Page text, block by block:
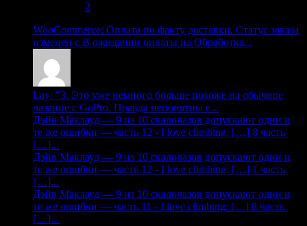
2
WooCommerce: Оплата по факту доставки. Статус заказа
изменен с В ожидании оплаты на Обработка...
Lay: "3. Это уже немного больше похоже на обычное
лазание с GoPro. Правда непонятны е...
Дэйв Маклауд — 9 из 10 скалолазов допускают одни и
те же ошибки — часть 12 - I love climbing: […] 8 часть
[…]...
Дэйв Маклауд — 9 из 10 скалолазов допускают одни и
те же ошибки — часть 12 - I love climbing: […] 1 часть
[…]...
Дэйв Маклауд — 9 из 10 скалолазов допускают одни и
те же ошибки — часть 11 - I love climbing: […] 8 часть
[…]...